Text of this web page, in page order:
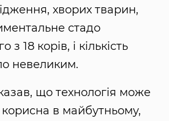
хворих тварин,
стадо
з 18 корів, і кількість
невеликим.
що технологія може
в майбутньому,